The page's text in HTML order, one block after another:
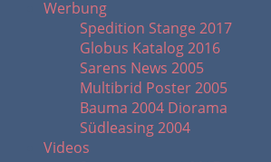
Werbung
Spedition Stange 2017
Globus Katalog 2016
Sarens News 2005
Multibrid Poster 2005
Bauma 2004 Diorama
Südleasing 2004
Videos